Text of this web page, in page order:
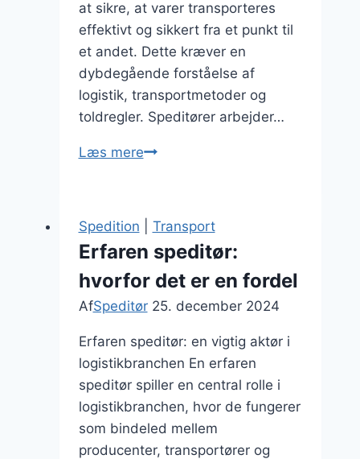
at sikre, at varer transporteres
effektivt og sikkert fra et punkt til
et andet. Dette kræver en
dybdegående forståelse af
logistik, transportmetoder og
toldregler. Speditører arbejder…
Læs mereProfessionelle
distribution
Spedition Transport
Erfaren speditør:
hvorfor det er en fordel
AfSpeditør 25. december 2024
Erfaren speditør: en vigtig aktør i
logistikbranchen En erfaren
speditør spiller en central rolle i
logistikbranchen, hvor de fungerer
som bindeled mellem
producenter, transportører og